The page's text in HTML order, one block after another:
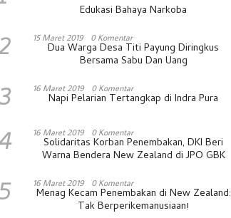
Edukasi Bahaya Narkoba
2 15 Maret 2019 0 Komentar
Dua Warga Desa Titi Payung Diringkus
Bersama Sabu Dan Uang
3 16 Maret 2019 0 Komentar
Napi Pelarian Tertangkap di Indra Pura
4 16 Maret 2019 0 Komentar
Solidaritas Korban Penembakan, DKI Beri
Warna Bendera New Zealand di JPO GBK
5 16 Maret 2019 0 Komentar
Menag Kecam Penembakan di New Zealand:
Tak Berperikemanusiaan!